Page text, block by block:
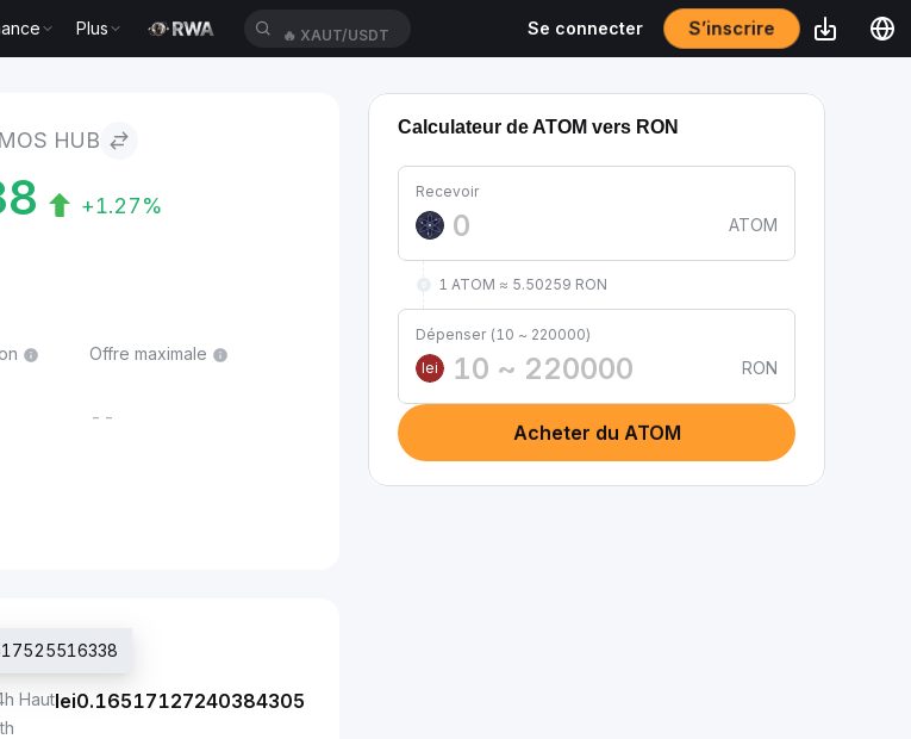
Plus 🔥 XAUT/USDT Se connecter S’inscrire
HUB
+1.27%
Offre maximale
--
Hautlei0.16517127240384305
Calculateur de ATOM vers RON
Recevoir
ATOM
1 ATOM ≈ 5.50259 RON
Dépenser (10 ~ 220000)
lei
RON
Acheter du ATOM